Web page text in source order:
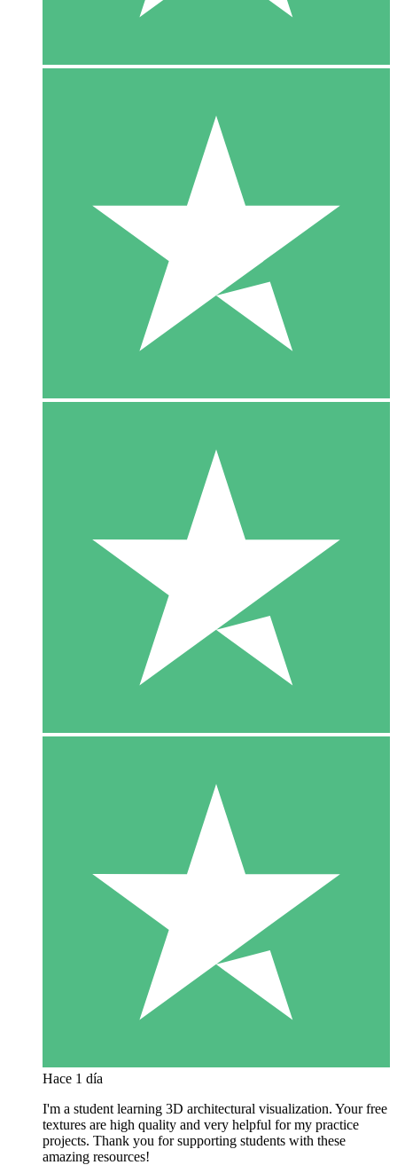
Hace 1 día
I'm a student learning 3D architectural visualization. Your free
textures are high quality and very helpful for my practice
projects. Thank you for supporting students with these
amazing resources!